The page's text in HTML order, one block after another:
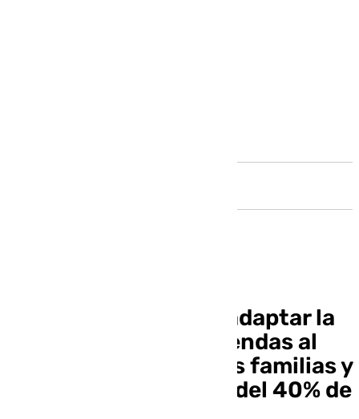
Un estudio propone adaptar la
construcción de viviendas al
salario mensual de las familias y
que no suponga más del 40% de